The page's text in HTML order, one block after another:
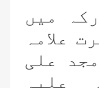
میں
علامہ
علی
علیہ